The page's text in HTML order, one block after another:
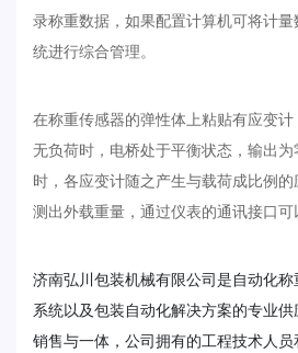
录称重数据，如果配置计算机可将计
统进行综合管理。
在称重传感器的弹性体上粘贴有应变
无负荷时，电桥处于平衡状态，输出
时，各应变计随之产生与载荷成比例
测出外载重量，通过仪表的通讯接口可
济南弘川包装机械有限公司是自动化称
系统以及包装自动化解决方案的专业供
销售与一体，公司拥有的工程技术人员